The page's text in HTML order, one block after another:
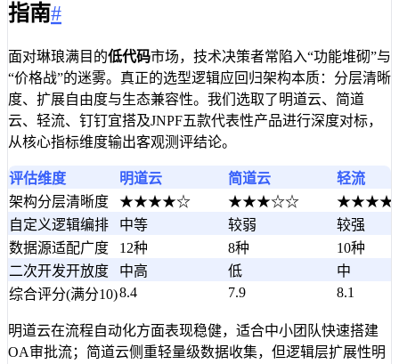
指南#
面对琳琅满目的低代码市场，技术决策者常陷入“功能堆砌”与
“价格战”的迷雾。真正的选型逻辑应回归架构本质：分层清晰
度、扩展自由度与生态兼容性。我们选取了明道云、简道
云、轻流、钉钉宜搭及JNPF五款代表性产品进行深度对标，
从核心指标维度输出客观测评结论。
评估维度 明道云 简道云
轻流
架构分层清晰度
★★★★☆ ★★★☆☆
自定义逻辑编排
中等 较弱
较强
数据源适配广度
12种 8种
10种
二次开发开放度
中高 低
中
综合评分(满分10)8.4 7.9 8.1
明道云在流程自动化方面表现稳健，适合中小团队快速搭建
OA审批流；简道云侧重轻量级数据收集，但逻辑层扩展性明